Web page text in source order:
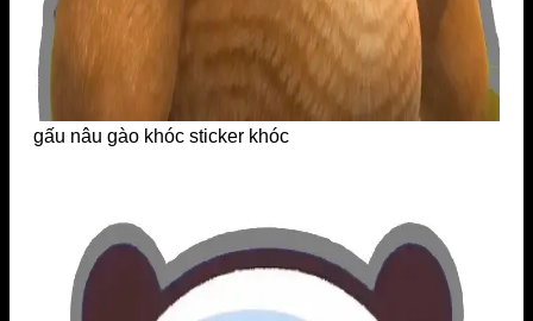
gấu nâu gào khóc sticker khóc